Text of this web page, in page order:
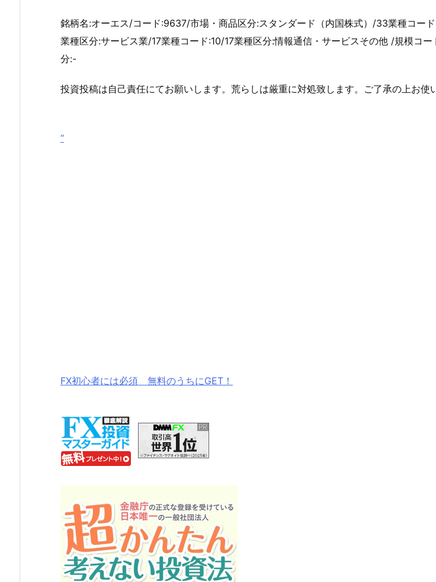
銘柄名:オーエス/コード:9637/市場・商品区分:スタンダード（内国株式）/33業種コー
業種区分:サービス業/17業種コード:10/17業種区分:情報通信・サービスその他 /規模コ
分:-
投資投稿は自己責任にてお願いします。荒らしは厳重に対処致します。ご了承の上お使
“
FX初心者には必須 無料のうちにGET！